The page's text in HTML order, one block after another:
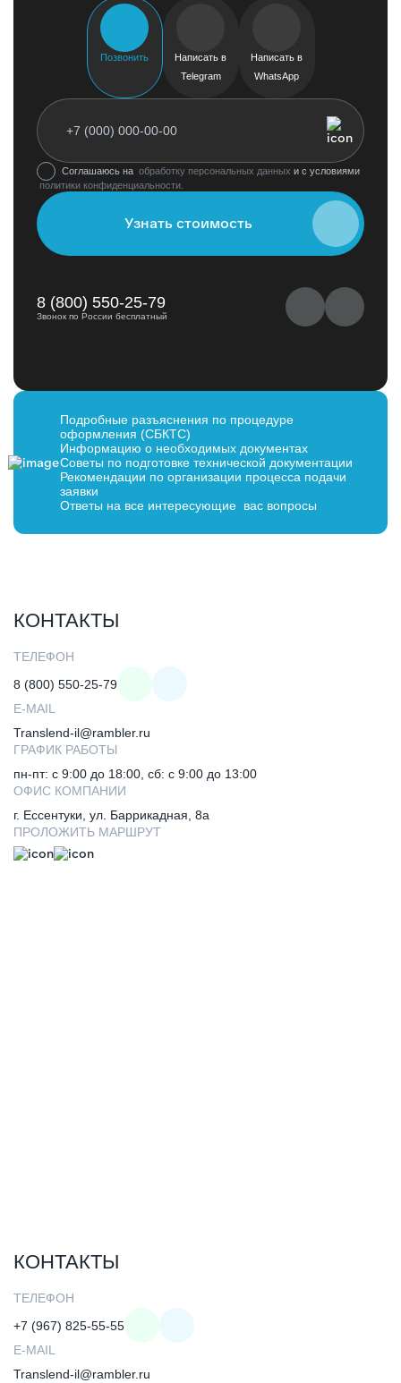
Позвонить
Написать в
Telegram
Написать в
WhatsApp
Соглашаюсь на обработку персональных данных и с условиями
политики конфиденциальности.
Узнать стоимость
8 (800) 550-25-79
Звонок по России бесплатный
Подробные разъяснения по процедуре
оформления (СБКТС)
Информацию о необходимых документах
Советы по подготовке технической документации
Рекомендации по организации процесса подачи
заявки
Ответы на все интересующие вас вопросы
КОНТАКТЫ
ТЕЛЕФОН
8 (800) 550-25-79
E-MAIL
Translend-il@rambler.ru
ГРАФИК РАБОТЫ
пн-пт: с 9:00 до 18:00, сб: с 9:00 до 13:00
ОФИС КОМПАНИИ
г. Ессентуки, ул. Баррикадная, 8а
ПРОЛОЖИТЬ МАРШРУТ
КОНТАКТЫ
ТЕЛЕФОН
+7 (967) 825-55-55
E-MAIL
Translend-il@rambler.ru